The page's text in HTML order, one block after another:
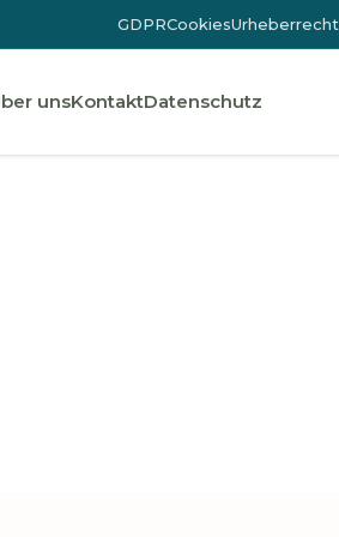
GDPRCookiesUrheberrecht
unsKontaktDatenschutz